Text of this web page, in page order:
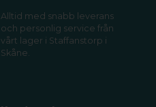
Alltid med snabb leverans
och personlig service från
vårt lager i Staffanstorp i
Skåne.